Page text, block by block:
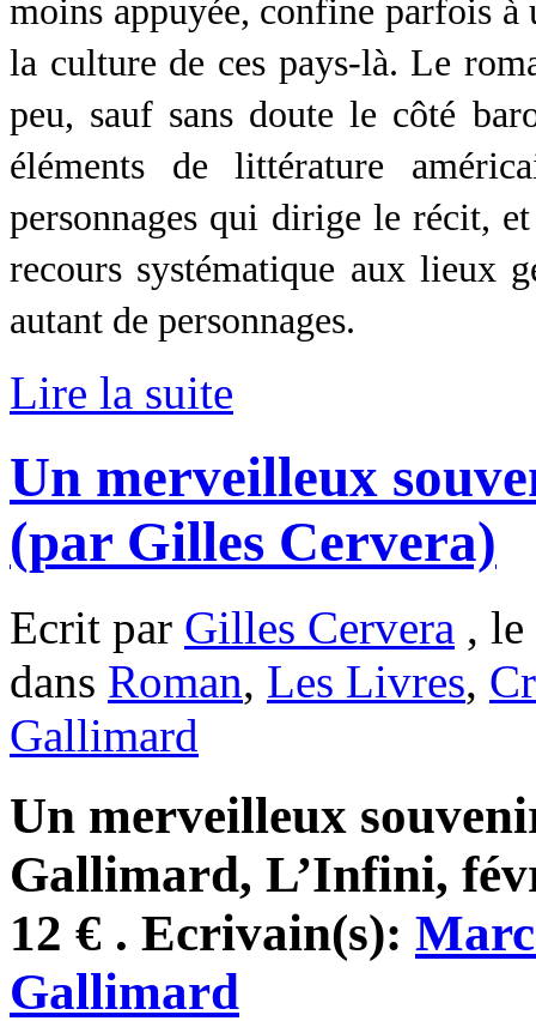
moins appuyée, confine parfois à
la culture de ces pays-là. Le
peu, sauf sans doute le côté
éléments de littérature
personnages qui dirige le récit,
recours systématique aux lieux
autant de personnages.
Lire la suite
Un merveilleux
(par Gilles Cervera)
Ecrit par Gilles Cervera ,
dans Roman, Les Livres,
Gallimard
Un merveilleux
Gallimard, L’Infini,
12 € . Ecrivain(s):
Gallimard